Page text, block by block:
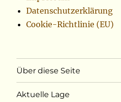
Datenschutzerklärung
Cookie-Richtlinie (EU)
Über diese Seite
Aktuelle Lage